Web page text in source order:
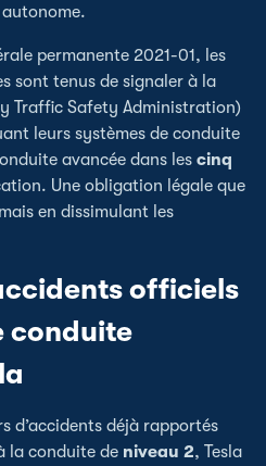
permanente 2021-01, les
sont tenus de signaler à la
Traffic Safety Administration)
leurs systèmes de conduite
avancée dans les cinq
Une obligation légale que
en dissimulant les
officiels
conduite
d’accidents déjà rapportés
la conduite de niveau 2, Tesla